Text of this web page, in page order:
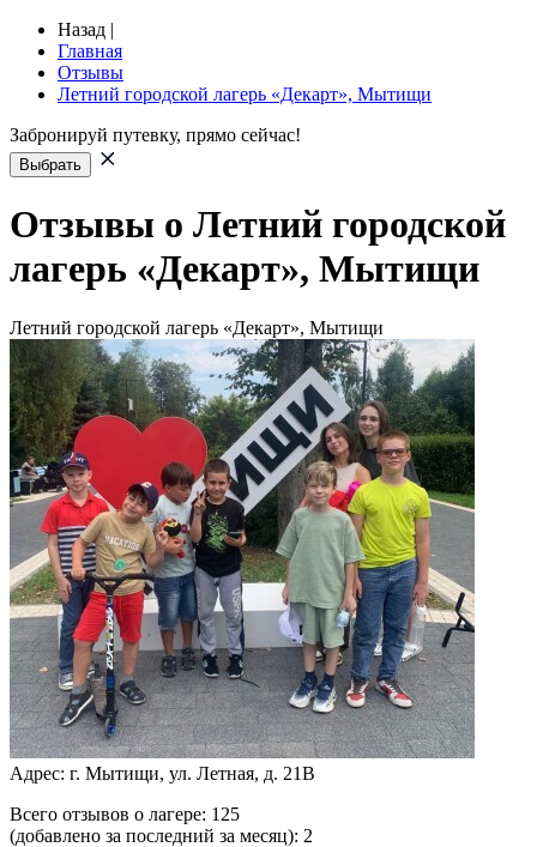
Назад |
Главная
Отзывы
Летний городской лагерь «Декарт», Мытищи
Забронируй путевку, прямо сейчас!
Выбрать
Отзывы о Летний городской
лагерь «Декарт», Мытищи
Летний городской лагерь «Декарт», Мытищи
Адрес: г. Мытищи, ул. Летная, д. 21В
Всего отзывов о лагере: 125
(добавлено за последний за месяц): 2